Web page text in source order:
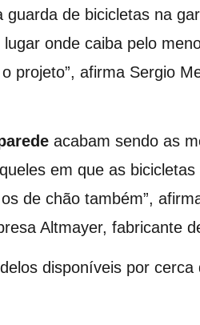
de bicicletas na
onde caiba pelo
projeto”, afirma Sergio
acabam sendo as
em que as
de chão também”,
Altmayer, fabricante
disponíveis por